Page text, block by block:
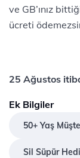
ve GB’ınız
ücreti
25 Ağustos
Ek Bilgiler
50+ Yaş
Sil Süpür